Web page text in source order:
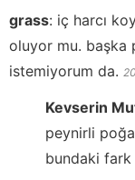
grass: iç harcı
oluyor mu. başka
istemiyorum da.
Kevserin
peynirli
bundaki fark